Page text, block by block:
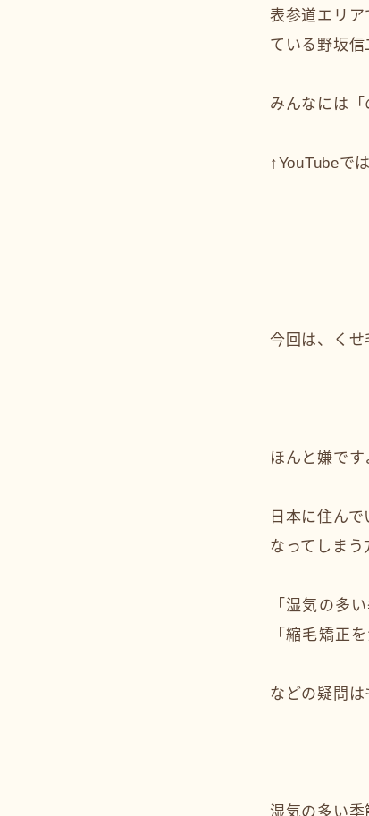
表参道エリア
ている野坂信
みんなには
↑YouTubeで
今回は、くせ
ほんと嫌です
日本に住ん
なってしまう
「湿気の多
「縮毛矯正
などの疑問は
湿気の多い季